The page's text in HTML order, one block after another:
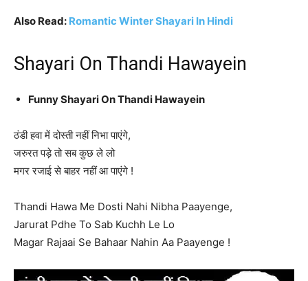
Also Read: Romantic Winter Shayari In Hindi
Shayari On Thandi Hawayein
Funny Shayari On Thandi Hawayein
ठंडी हवा में दोस्ती नहीं निभा पाएंगे,
जरुरत पड़े तो सब कुछ ले लो
मगर रजाई से बाहर नहीं आ पाएंगे !
Thandi Hawa Me Dosti Nahi Nibha Paayenge,
Jarurat Pdhe To Sab Kuchh Le Lo
Magar Rajaai Se Bahaar Nahin Aa Paayenge !